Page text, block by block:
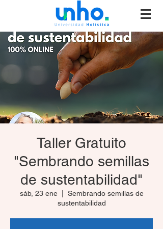
Taller Gratuito
"Sembrando semillas
de sustentabilidad"
sáb, 23 ene
  |
Sembrando semillas de
sustentabilidad